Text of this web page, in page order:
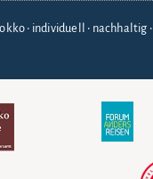
• individuell • nachhaltig